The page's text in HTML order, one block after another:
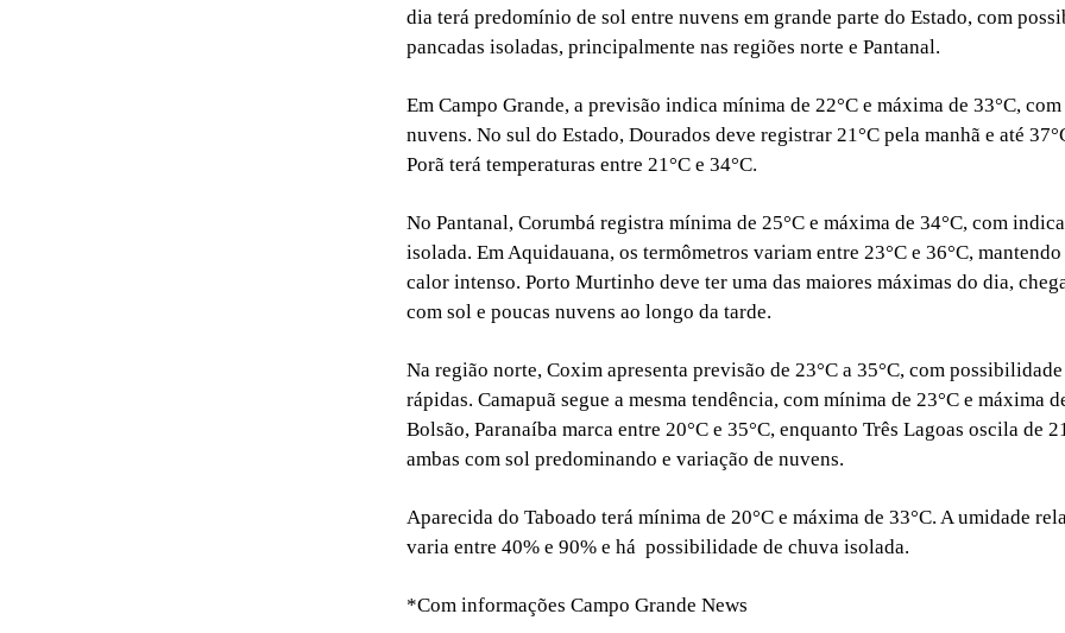
dia terá predomínio de sol entre nuvens em grande parte do Estado, com
pancadas isoladas, principalmente nas regiões norte e Pantanal.
Em Campo Grande, a previsão indica mínima de 22°C e máxima de 33°C,
nuvens. No sul do Estado, Dourados deve registrar 21°C pela manhã e até
Porã terá temperaturas entre 21°C e 34°C.
No Pantanal, Corumbá registra mínima de 25°C e máxima de 34°C, com
isolada. Em Aquidauana, os termômetros variam entre 23°C e 36°C,
calor intenso. Porto Murtinho deve ter uma das maiores máximas do dia,
com sol e poucas nuvens ao longo da tarde.
Na região norte, Coxim apresenta previsão de 23°C a 35°C, com
rápidas. Camapuã segue a mesma tendência, com mínima de 23°C e máxima
Bolsão, Paranaíba marca entre 20°C e 35°C, enquanto Três Lagoas oscila de
ambas com sol predominando e variação de nuvens.
Aparecida do Taboado terá mínima de 20°C e máxima de 33°C. A umidade
varia entre 40% e 90% e há possibilidade de chuva isolada.
*Com informações Campo Grande News